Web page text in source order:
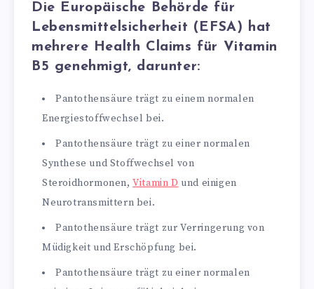
Die Europäische Behörde für
Lebensmittelsicherheit (EFSA) hat
mehrere Health Claims für Vitamin
B5 genehmigt, darunter:
Pantothensäure trägt zu einem normalen
Energiestoffwechsel bei.
Pantothensäure trägt zu einer normalen
Synthese und Stoffwechsel von
Steroidhormonen,Vitamin D und einigen
Neurotransmittern bei.
Pantothensäure trägt zur Verringerung von
Müdigkeit und Erschöpfung bei.
Pantothensäure trägt zu einer normalen